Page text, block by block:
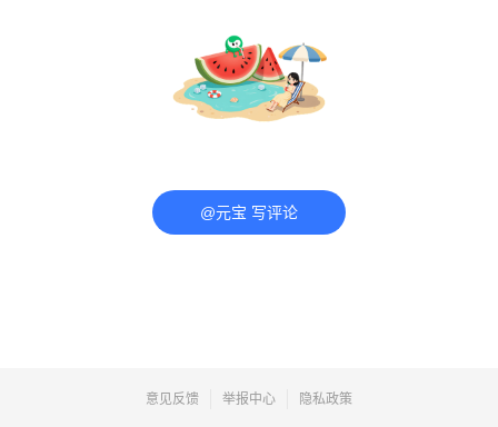
@元宝 写评论
意见反馈 举报中心 隐私政策